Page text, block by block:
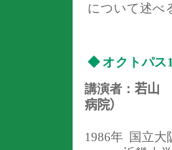
について述べ
◆ オクトパス
講演者： 若山
病院）
1986年 国立大